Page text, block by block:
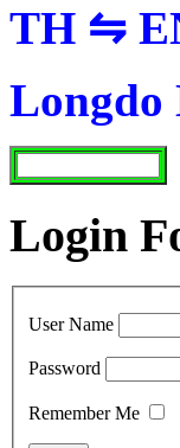
TH ⇋
Longdo
Login
User Name
Password
Remember Me